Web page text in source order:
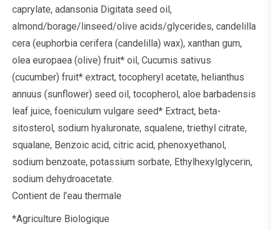
caprylate, adansonia Digitata seed oil,
almond/borage/linseed/olive acids/glycerides, candelilla
cera (euphorbia cerifera (candelilla) wax), xanthan gum,
olea europaea (olive) fruit* oil, Cucumis sativus
(cucumber) fruit* extract, tocopheryl acetate, helianthus
annuus (sunflower) seed oil, tocopherol, aloe barbadensis
leaf juice, foeniculum vulgare seed* Extract, beta-
sitosterol, sodium hyaluronate, squalene, triethyl citrate,
squalane, Benzoic acid, citric acid, phenoxyethanol,
sodium benzoate, potassium sorbate, Ethylhexylglycerin,
sodium dehydroacetate.
Contient de l’eau thermale
*Agriculture Biologique